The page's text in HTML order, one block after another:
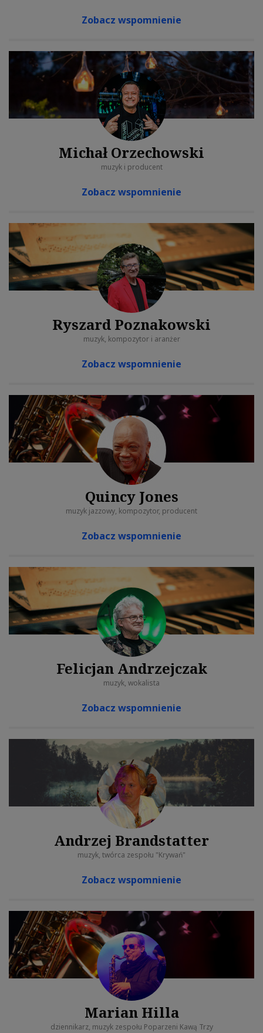
Zobacz wspomnienie
Michał Orzechowski
muzyk i producent
Zobacz wspomnienie
Ryszard Poznakowski
muzyk, kompozytor i aranżer
Zobacz wspomnienie
Quincy Jones
muzyk jazzowy, kompozytor, producent
Zobacz wspomnienie
Felicjan Andrzejczak
muzyk, wokalista
Zobacz wspomnienie
Andrzej Brandstatter
muzyk, twórca zespołu "Krywań"
Zobacz wspomnienie
Marian Hilla
dziennikarz, muzyk zespołu Poparzeni Kawą Trzy